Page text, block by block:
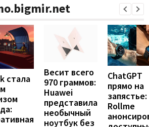
стала
Весит всего
970 граммов:
Huawei
представила
необычный
ноутбук без
ChatGPT
прямо на
запястье:
Rollme